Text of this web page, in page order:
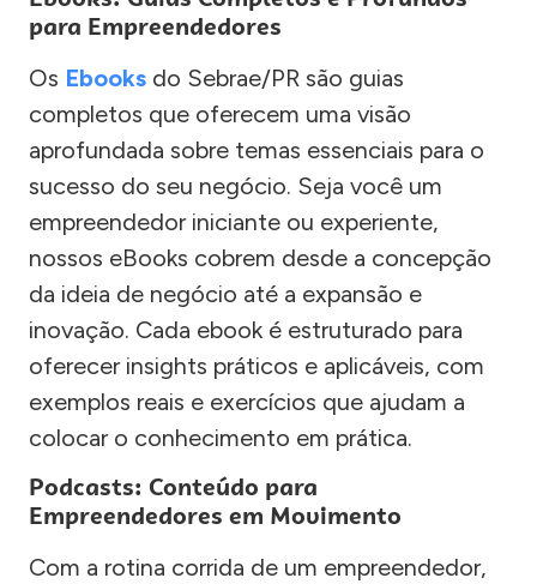
para Empreendedores
Os Ebooks do Sebrae/PR são guias
completos que oferecem uma visão
aprofundada sobre temas essenciais para o
sucesso do seu negócio. Seja você um
empreendedor iniciante ou experiente,
nossos eBooks cobrem desde a concepção
da ideia de negócio até a expansão e
inovação. Cada ebook é estruturado para
oferecer insights práticos e aplicáveis, com
exemplos reais e exercícios que ajudam a
colocar o conhecimento em prática.
Podcasts: Conteúdo para
Empreendedores em Movimento
Com a rotina corrida de um empreendedor,